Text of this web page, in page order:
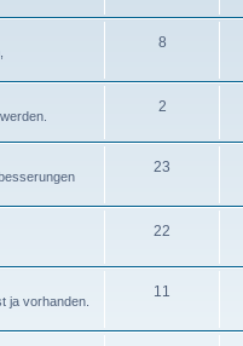
8
2
23
22
ja vorhanden.
11